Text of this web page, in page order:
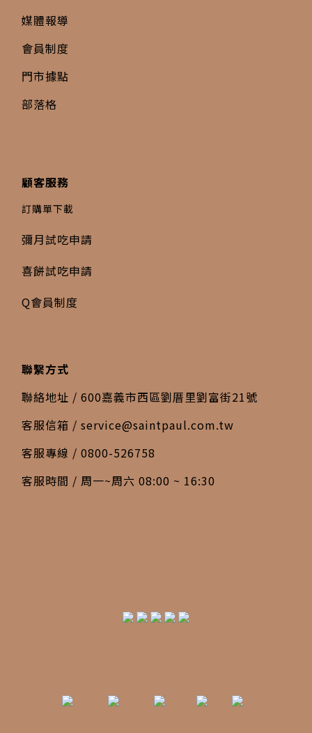
媒體報導
會員制度
門市據點
部落格
顧客服務
訂購單下載
彌月試吃申請
喜餅試吃申請
Q會員制度
聯繫方式
聯絡地址 / 600嘉義市西區劉厝里劉富街21號
客服信箱 / service@saintpaul.com.tw
客服專線 / 0800-526758
客服時間 / 周一~周六 08:00 ~ 16:30